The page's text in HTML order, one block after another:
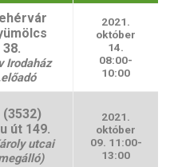
Irodaház
2021.
október
14.
08:00-
10:00
út 149.
utcai
2021.
október
09. 11:00-
13:00